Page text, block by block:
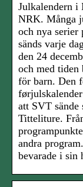
Julkalendern i
NRK. Många
och nya serier
sänds varje
den 24
och med
för barn. Den
att SVT
Titteliture.
andra
bevarade i sin